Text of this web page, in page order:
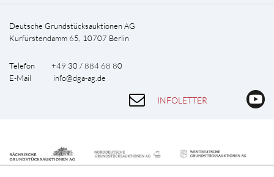
Deutsche Grundstücksauktionen AG
Kurfürstendamm 65, 10707 Berlin
Telefon +49 30 / 884 68 80
E-Mail info@dga-ag.de
INFOLETTER